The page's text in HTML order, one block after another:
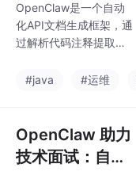
用分布式架构，单日可
处理100+场次分享，经
实证可将知识留存率从
检索时间从140分钟缩
周期3
中提取信息，生
成 API 参考文档
OpenClaw是一个自动
化API文档生成框架，通
过解析代码注释提取结
档。其分层架构包含注
层，支持多语言注释识
别和标签系统解析。框
架采用上下文无关文法
#java #运维
OpenClaw 助力
技术面试：自动